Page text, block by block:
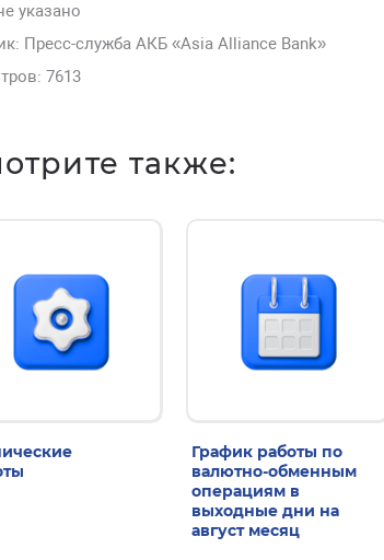
указано
Пресс-служба АКБ «Asia Alliance Bank»
7613
также:
График работы по
валютно-обменным
операциям в
выходные дни на
август месяц